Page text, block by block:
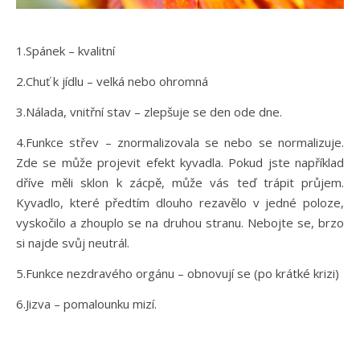
1.Spánek – kvalitní
2.Chuť k jídlu – velká nebo ohromná
3.Nálada, vnitřní stav – zlepšuje se den ode dne.
4.Funkce střev – znormalizovala se nebo se normalizuje.
Zde se může projevit efekt kyvadla. Pokud jste například
dříve měli sklon k zácpě, může vás teď trápit průjem.
Kyvadlo, které předtím dlouho rezavělo v jedné poloze,
vyskočilo a zhouplo se na druhou stranu. Nebojte se, brzo
si najde svůj neutrál.
5.Funkce nezdravého orgánu – obnovují se (po krátké krizi)
6.Jizva – pomalounku mizí.